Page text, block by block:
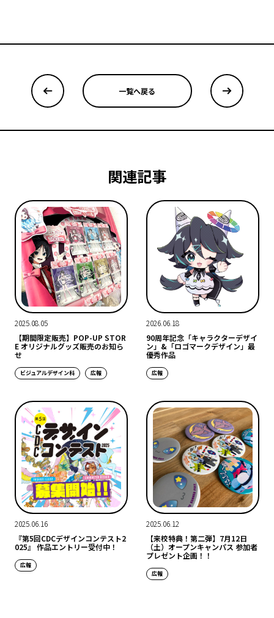
一覧へ戻る
関連記事
2025.08.05
【期間限定販売】POP-UP STOR
E オリジナルグッズ販売のお知ら
せ
ビジュアルデザイン科 広報
2026.06.18
90周年記念「キャラクターデザイ
ン」&「ロゴマークデザイン」最
優秀作品
広報
2025.06.16
『第5回CDCデザインコンテスト2
025』 作品エントリー受付中！
広報
2025.06.12
【来校特典！第二弾】7月12日
（土）オープンキャンパス 参加者
プレゼント企画！！
広報